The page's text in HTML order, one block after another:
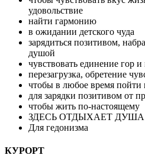
удовольствие
найти гармонию
в ожидании детского чуда
зарядиться позитивом,
душой
чувствовать единение гор и
перезагрузка, обретение
чтобы в любое время пойти
для зарядки позитивом от
чтобы жить по-настоящему
ЗДЕСЬ ОТДЫХАЕТ ДУША
Для гедонизма
КУРОРТ